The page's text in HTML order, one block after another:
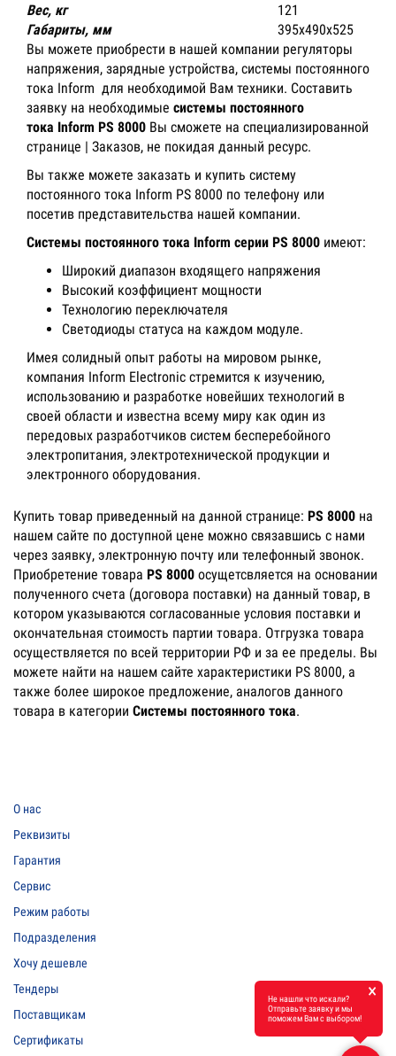
Вес, кг
121
Габариты, мм
395x490x525
Вы можете приобрести в нашей компании регуляторы
напряжения, зарядные устройства, cистемы постоянного
тока Inform для необходимой Вам техники. Составить
заявку на необходимые системы постоянного
тока Inform PS 8000 Вы сможете на специализированной
странице | Заказов, не покидая данный ресурс.
Вы также можете заказать и купить систему
постоянного тока Inform PS 8000 по телефону или
посетив представительства нашей компании.
Системы постоянного тока Inform серии PS 8000 имеют:
Широкий диапазон входящего напряжения
Высокий коэффициент мощности
Технологию переключателя
Светодиоды статуса на каждом модуле.
Имея солидный опыт работы на мировом рынке,
компания Inform Electronic стремится к изучению,
использованию и разработке новейших технологий в
своей области и известна всему миру как один из
передовых разработчиков систем бесперебойного
электропитания, электротехнической продукции и
электронного оборудования.
Купить товар приведенный на данной странице: PS 8000 на
нашем сайте по доступной цене можно связавшись с нами
через заявку, электронную почту или телефонный звонок.
Приобретение товара PS 8000 осущетсвляется на основании
полученного счета (договора поставки) на данный товар, в
котором указываются согласованные условия поставки и
окончательная стоимость партии товара. Отгрузка товара
осуществляется по всей территории РФ и за ее пределы. Вы
можете найти на нашем сайте характеристики PS 8000, а
также более широкое предложение, аналогов данного
товара в категории Системы постоянного тока.
О нас
Реквизиты
Гарантия
Сервис
Режим работы
Подразделения
Хочу дешевле
Тендеры
Поставщикам
Сертификаты
Не нашли что искали?
Отправьте заявку и мы
поможем Вам с выбором!
×